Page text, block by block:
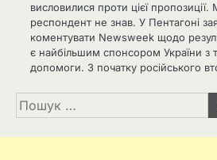
висловилися проти цієї
респондент не знав. У Пентагоні
коментувати Newsweek щодо
є найбільшим спонсором України з
допомоги. З початку російського
Пошук: